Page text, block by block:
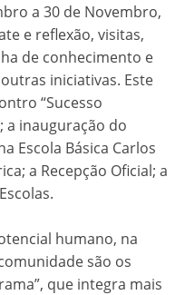
a 30 de Novembro,
e reflexão, visitas,
de conhecimento e
iniciativas. Este
“Sucesso
a inauguração do
Escola Básica Carlos
a Recepção Oficial; a
humano, na
são os
que integra mais